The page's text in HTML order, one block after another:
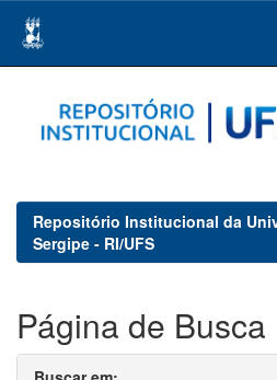
navigation
Repositório Institucional da
Sergipe - RI/UFS
Página de Busca